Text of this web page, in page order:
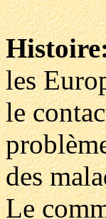
les
le
des
Le